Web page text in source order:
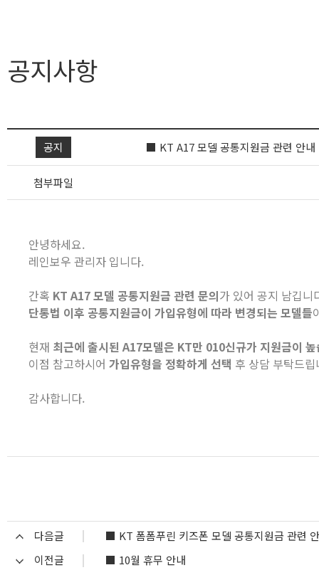
공지사항
공지 ■ KT A17 모델 공통지원금 관련 안내
첨부파일
안녕하세요.
레인보우 관리자 입니다.
간혹 KT A17 모델 공통지원금 관련 문의가 있어 공지 남깁니
단통법 이후 공통지원금이 가입유형에 따라 변경되는 모델들
현재 최근에 출시된 A17모델은 KT만 010신규가 지원금이
이점 참고하시어 가입유형을 정확하게 선택 후 상담 부탁드립
감사합니다.
다음글
■ KT 폼폼푸린 키즈폰 모델 공통지원금 관련
이전글
■ 10월 휴무 안내